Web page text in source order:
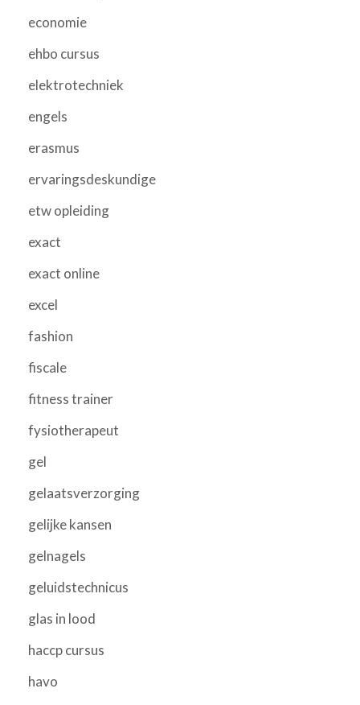
economie
ehbo cursus
elektrotechniek
engels
erasmus
ervaringsdeskundige
etw opleiding
exact
exact online
excel
fashion
fiscale
fitness trainer
fysiotherapeut
gel
gelaatsverzorging
gelijke kansen
gelnagels
geluidstechnicus
glas in lood
haccp cursus
havo